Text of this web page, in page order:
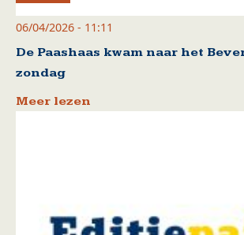
06/04/2026 - 11:11
De Paashaas kwam naar het
zondag
Meer lezen